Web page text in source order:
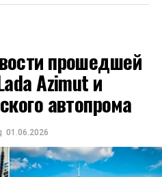
прошедшей
Azimut и
автопрома
01.06.2026